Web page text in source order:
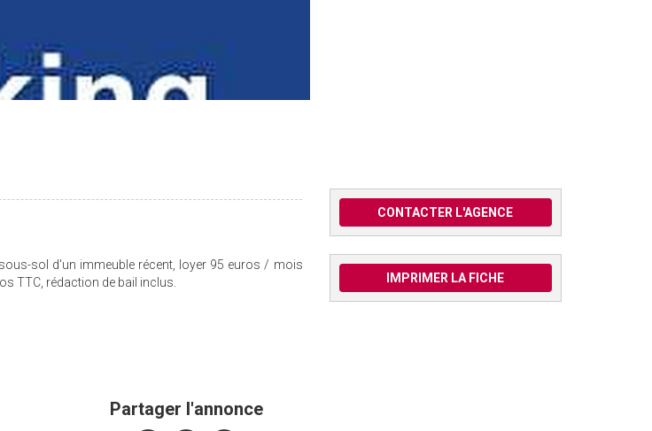
sous-sol d'un immeuble récent, loyer 95 euros / mois
TTC, rédaction de bail inclus.
Partager l'annonce
CONTACTER L'AGENCE
IMPRIMER LA FICHE